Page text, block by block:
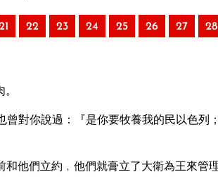
22 23 24 25 26 27 28
對你說過：『是你要牧養我的民以色列
他們立約﹐他們就膏立了大衛為王來管